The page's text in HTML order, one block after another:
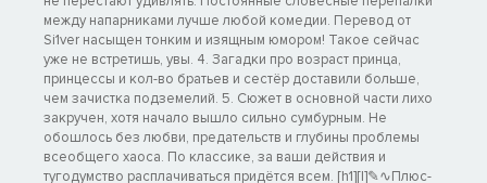
между напарниками лучше любой комедии. Перевод от
Si1ver насыщен тонким и изящным юмором! Такое сейчас
уже не встретишь, увы. 4. Загадки про возраст принца,
принцессы и кол-во братьев и сестёр доставили больше,
чем зачистка подземелий. 5. Сюжет в основной части лихо
закручен, хотя начало вышло сильно сумбурным. Не
обошлось без любви, предательств и глубины проблемы
всеобщего хаоса. По классике, за ваши действия и
тугодумство расплачиваться придётся всем. [h1][I]✎∿Плюс-